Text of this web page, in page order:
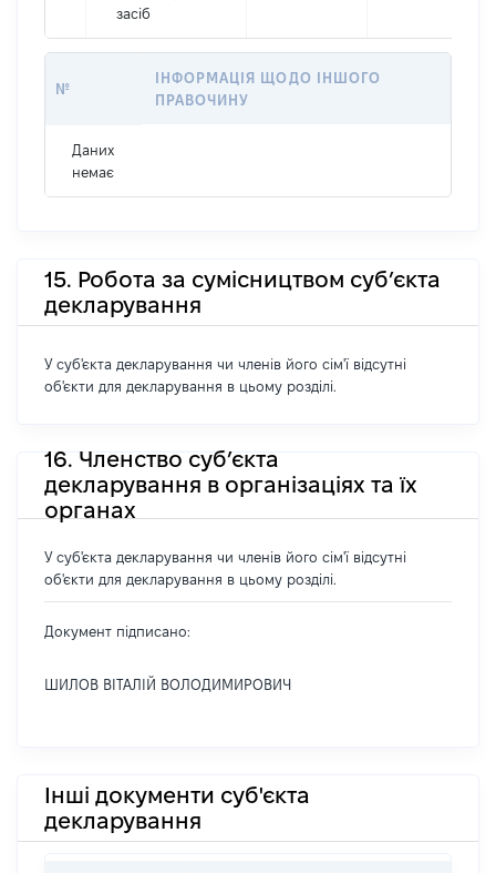
засіб
№
ІНФОРМАЦІЯ ЩОДО ІНШОГО
ПРАВОЧИНУ
Даних
немає
15. Робота за сумісництвом суб’єкта
декларування
У суб'єкта декларування чи членів його сім'ї відсутні
об'єкти для декларування в цьому розділі.
16. Членство суб’єкта
декларування в організаціях та їх
органах
У суб'єкта декларування чи членів його сім'ї відсутні
об'єкти для декларування в цьому розділі.
Документ підписано:
ШИЛОВ ВІТАЛІЙ ВОЛОДИМИРОВИЧ
Інші документи суб'єкта
декларування